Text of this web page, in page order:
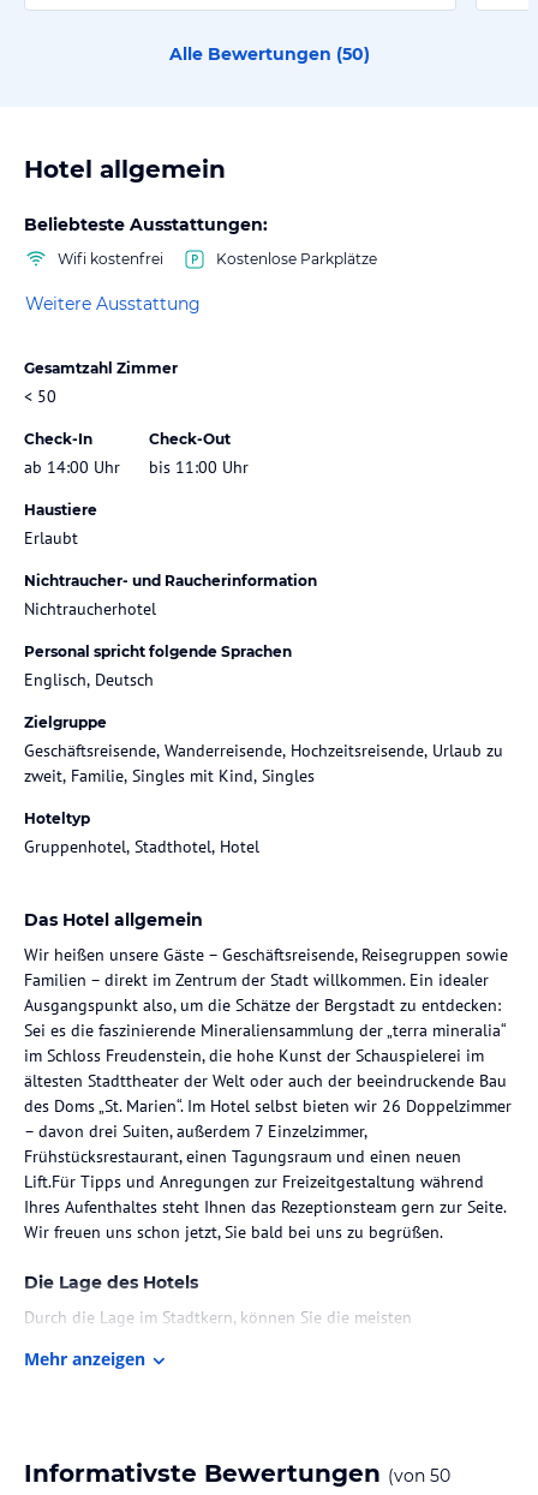
Alle Bewertungen (50)
Hotel allgemein
Beliebteste Ausstattungen:
Wifi kostenfrei Kostenlose Parkplätze
Weitere Ausstattung
Gesamtzahl Zimmer
< 50
Check-In
ab 14:00 Uhr
Check-Out
bis 11:00 Uhr
Haustiere
Erlaubt
Nichtraucher- und Raucherinformation
Nichtraucherhotel
Personal spricht folgende Sprachen
Englisch, Deutsch
Zielgruppe
Geschäftsreisende, Wanderreisende, Hochzeitsreisende, Urlaub zu
zweit, Familie, Singles mit Kind, Singles
Hoteltyp
Gruppenhotel, Stadthotel, Hotel
Das Hotel allgemein
Wir heißen unsere Gäste – Geschäftsreisende, Reisegruppen sowie
Familien – direkt im Zentrum der Stadt willkommen. Ein idealer
Ausgangspunkt also, um die Schätze der Bergstadt zu entdecken:
Sei es die faszinierende Mineraliensammlung der „terra mineralia“
im Schloss Freudenstein, die hohe Kunst der Schauspielerei im
ältesten Stadttheater der Welt oder auch der beeindruckende Bau
des Doms „St. Marien“. Im Hotel selbst bieten wir 26 Doppelzimmer
– davon drei Suiten, außerdem 7 Einzelzimmer,
Frühstücksrestaurant, einen Tagungsraum und einen neuen
Lift.Für Tipps und Anregungen zur Freizeitgestaltung während
Ihres Aufenthaltes steht Ihnen das Rezeptionsteam gern zur Seite.
Wir freuen uns schon jetzt, Sie bald bei uns zu begrüßen.
Die Lage des Hotels
Durch die Lage im Stadtkern, können Sie die meisten
erreichen.
Mehr anzeigen
Informativste Bewertungen (von 50